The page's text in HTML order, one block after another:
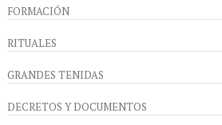
FORMACIÓN
RITUALES
GRANDES TENIDAS
DECRETOS Y DOCUMENTOS